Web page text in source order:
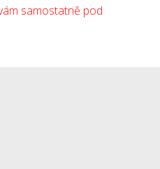
samostatně pod